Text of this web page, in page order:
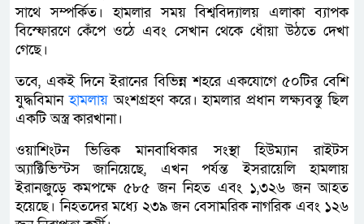
সাথে সম্পর্কিত। হামলার সময় বিশ্ববিদ্যালয় এলাকা ব্যাপক
বিস্ফোরণে কেঁপে ওঠে এবং সেখান থেকে ধোঁয়া উঠতে দেখা
গেছে।
তবে, একই দিনে ইরানের বিভিন্ন শহরে একযোগে ৫০টির বেশি
যুদ্ধবিমানহামলায়অংশগ্রহণ করে। হামলার প্রধান লক্ষ্যবস্তু ছিল
একটি অস্ত্র কারখানা।
ওয়াশিংটন ভিত্তিক মানবাধিকার সংস্থা হিউম্যান রাইটস
অ্যাক্টিভিস্টস জানিয়েছে, এখন পর্যন্ত ইসরায়েলি হামলায়
ইরানজুড়ে কমপক্ষে ৫৮৫ জন নিহত এবং ১,৩২৬ জন আহত
হয়েছে। নিহতদের মধ্যে ২৩৯ জন বেসামরিক নাগরিক এবং ১২৬